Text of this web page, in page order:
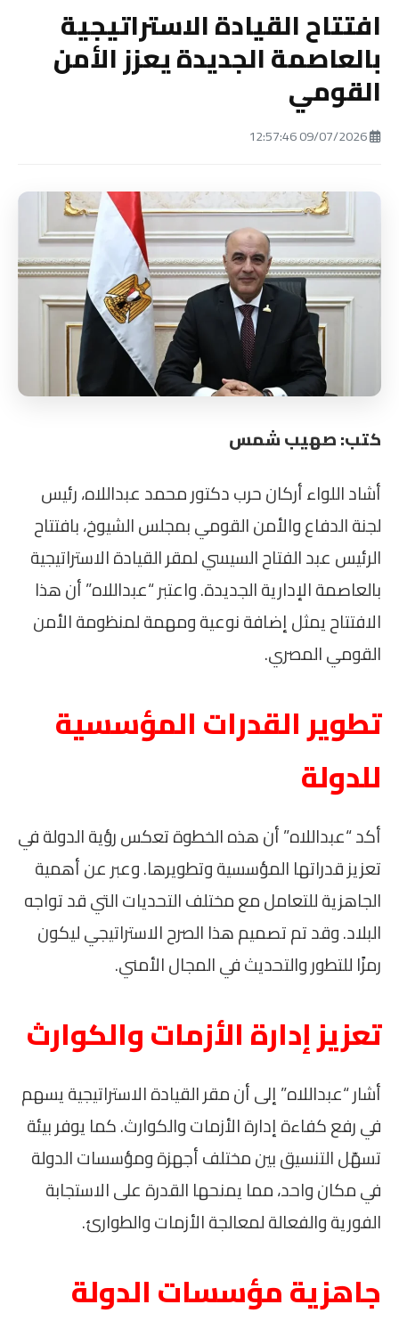
افتتاح القيادة الاستراتيجية
بالعاصمة الجديدة يعزز الأمن
القومي
كتب: صهيب شمس
أشاد اللواء أركان حرب دكتور محمد عبداللاه، رئيس
لجنة الدفاع والأمن القومي بمجلس الشيوخ، بافتتاح
الرئيس عبد الفتاح السيسي لمقر القيادة الاستراتيجية
بالعاصمة الإدارية الجديدة. واعتبر “عبداللاه” أن هذا
الافتتاح يمثل إضافة نوعية ومهمة لمنظومة الأمن
القومي المصري.
تطوير القدرات المؤسسية
للدولة
أكد “عبداللاه” أن هذه الخطوة تعكس رؤية الدولة في
تعزيز قدراتها المؤسسية وتطويرها. وعبر عن أهمية
الجاهزية للتعامل مع مختلف التحديات التي قد تواجه
البلاد. وقد تم تصميم هذا الصرح الاستراتيجي ليكون
رمزًا للتطور والتحديث في المجال الأمني.
تعزيز إدارة الأزمات والكوارث
أشار “عبداللاه” إلى أن مقر القيادة الاستراتيجية يسهم
في رفع كفاءة إدارة الأزمات والكوارث. كما يوفر بيئة
تسهّل التنسيق بين مختلف أجهزة ومؤسسات الدولة
في مكان واحد، مما يمنحها القدرة على الاستجابة
الفورية والفعالة لمعالجة الأزمات والطوارئ.
جاهزية مؤسسات الدولة